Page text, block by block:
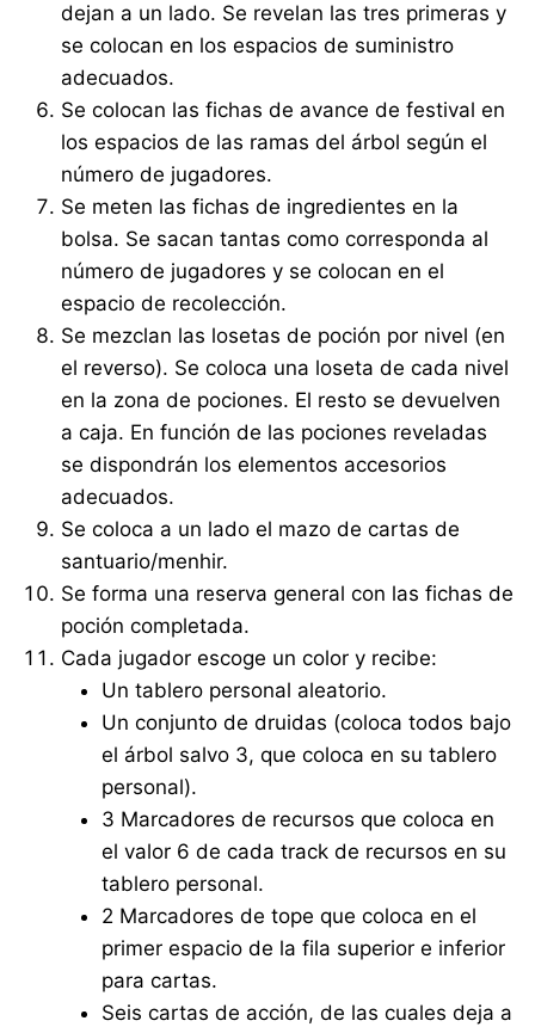
dejan a un lado. Se revelan las tres primeras y
se colocan en los espacios de suministro
adecuados.
Se colocan las fichas de avance de festival en
los espacios de las ramas del árbol según el
número de jugadores.
Se meten las fichas de ingredientes en la
bolsa. Se sacan tantas como corresponda al
número de jugadores y se colocan en el
espacio de recolección.
Se mezclan las losetas de poción por nivel (en
el reverso). Se coloca una loseta de cada nivel
en la zona de pociones. El resto se devuelven
a caja. En función de las pociones reveladas
se dispondrán los elementos accesorios
adecuados.
Se coloca a un lado el mazo de cartas de
santuario/menhir.
Se forma una reserva general con las fichas de
poción completada.
Cada jugador escoge un color y recibe:
Un tablero personal aleatorio.
Un conjunto de druidas (coloca todos bajo
el árbol salvo 3, que coloca en su tablero
personal).
3 Marcadores de recursos que coloca en
el valor 6 de cada track de recursos en su
tablero personal.
2 Marcadores de tope que coloca en el
primer espacio de la fila superior e inferior
para cartas.
Seis cartas de acción, de las cuales deja a